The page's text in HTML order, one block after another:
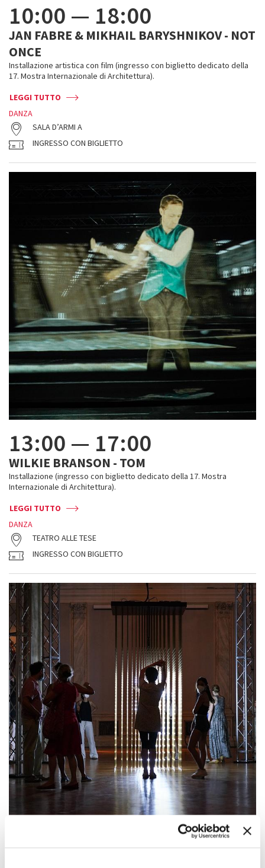
10:00 — 18:00
JAN FABRE & MIKHAIL BARYSHNIKOV - NOT
ONCE
Installazione artistica con film (ingresso con biglietto dedicato della
17. Mostra Internazionale di Architettura).
LEGGI TUTTO
DANZA
SALA D’ARMI A
INGRESSO CON BIGLIETTO
13:00 — 17:00
WILKIE BRANSON - TOM
Installazione (ingresso con biglietto dedicato della 17. Mostra
Internazionale di Architettura).
LEGGI TUTTO
DANZA
TEATRO ALLE TESE
INGRESSO CON BIGLIETTO